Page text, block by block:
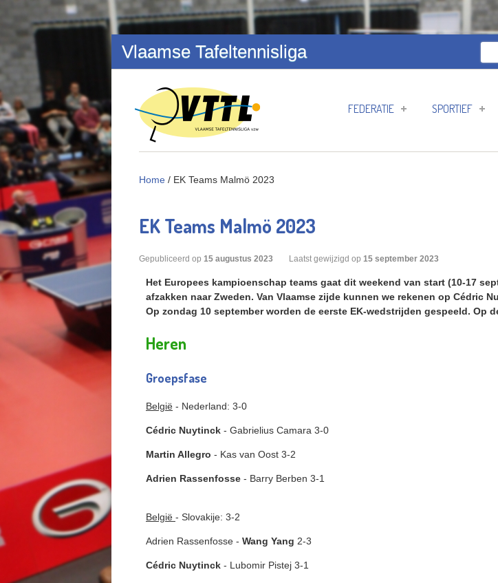
Overslaan en naar de inhoud gaan
Vlaamse Tafeltennisliga
FEDERATIE SPORTIEF
Home / EK Teams Malmö 2023
EK Teams Malmö 2023
Gepubliceerd op 15 augustus 2023 Laatst gewijzigd op 15 september 2023
Het Europees kampioenschap teams gaat dit weekend van start (10-17
afzakken naar Zweden. Van Vlaamse zijde kunnen we rekenen op Cédric
Op zondag 10 september worden de eerste EK-wedstrijden gespeeld. Op
Heren
Groepsfase
België - Nederland: 3-0
Cédric Nuytinck - Gabrielius Camara 3-0
Martin Allegro - Kas van Oost 3-2
Adrien Rassenfosse - Barry Berben 3-1
België - Slovakije: 3-2
Adrien Rassenfosse - Wang Yang 2-3
Cédric Nuytinck - Lubomir Pistej 3-1